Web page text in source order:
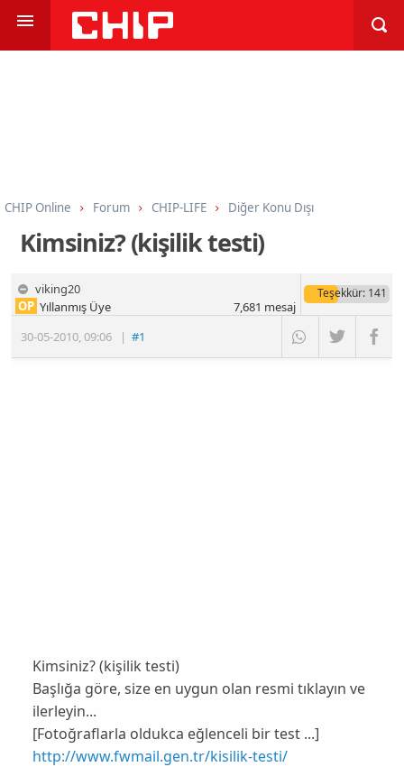
CHIP Online Forum CHIP-LIFE Diğer Konu Dışı
Kimsiniz? (kişilik testi)
viking20
30-05-2010,09:06 |#1
OP Yıllanmış Üye
Teşekkür: 141
7,681 mesaj
Kimsiniz? (kişilik testi)
Başlığa göre, size en uygun olan resmi tıklayın ve
ilerleyin...
[Fotoğraflarla oldukca eğlenceli bir test ...]
http://www.fwmail.gen.tr/kisilik-testi/